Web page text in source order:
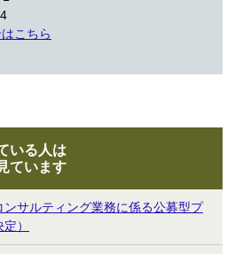
こちら
いる人は
ています
サルティング業務に係る公募型プ
）